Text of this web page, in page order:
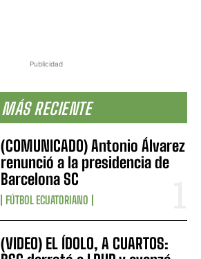
Publicidad
MÁS RECIENTE
(COMUNICADO) Antonio Álvarez
renunció a la presidencia de
Barcelona SC
FÚTBOL ECUATORIANO
(VIDEO) EL ÍDOLO, A CUARTOS: